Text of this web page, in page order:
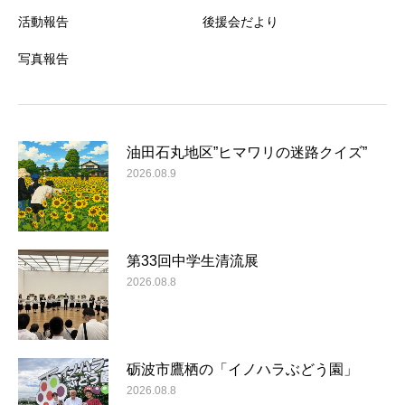
活動報告
写真報告
後援会だより
油田石丸地区”ヒマワリの迷路クイズ”
2026.08.9
第33回中学生清流展
2026.08.8
砺波市鷹栖の「イノハラぶどう園」
2026.08.8